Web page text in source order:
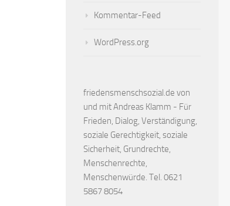
Kommentar-Feed
WordPress.org
friedensmenschsozial.de von
und mit Andreas Klamm - Für
Frieden, Dialog, Verständigung,
soziale Gerechtigkeit, soziale
Sicherheit, Grundrechte,
Menschenrechte,
Menschenwürde. Tel. 0621
5867 8054